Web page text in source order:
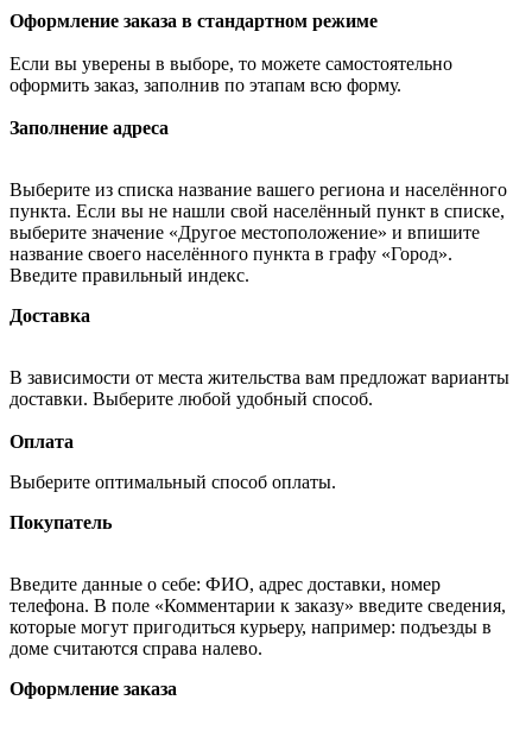
Оформление заказа в стандартном режиме
Если вы уверены в выборе, то можете самостоятельно
оформить заказ, заполнив по этапам всю форму.
Заполнение адреса
Выберите из списка название вашего региона и населённого
пункта. Если вы не нашли свой населённый пункт в списке,
выберите значение «Другое местоположение» и впишите
название своего населённого пункта в графу «Город».
Введите правильный индекс.
Доставка
В зависимости от места жительства вам предложат варианты
доставки. Выберите любой удобный способ.
Оплата
Выберите оптимальный способ оплаты.
Покупатель
Введите данные о себе: ФИО, адрес доставки, номер
телефона. В поле «Комментарии к заказу» введите сведения,
которые могут пригодиться курьеру, например: подъезды в
доме считаются справа налево.
Оформление заказа